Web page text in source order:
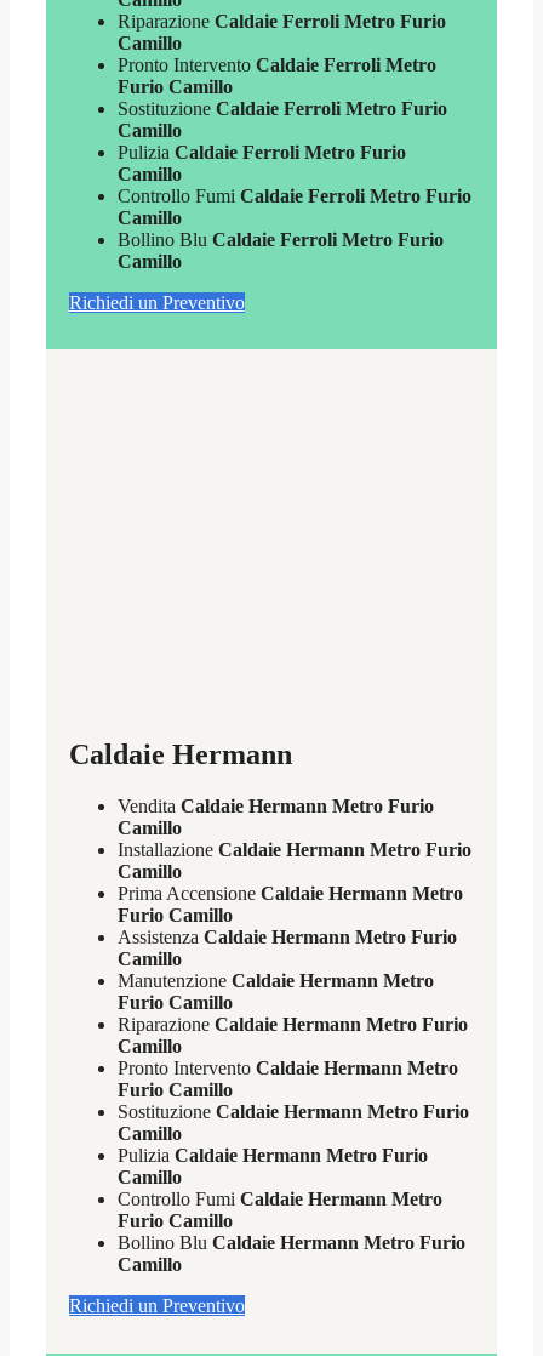
Riparazione Caldaie Ferroli Metro Furio
Camillo
Pronto Intervento Caldaie Ferroli Metro
Furio Camillo
Sostituzione Caldaie Ferroli Metro Furio
Camillo
Pulizia Caldaie Ferroli Metro Furio
Camillo
Controllo Fumi Caldaie Ferroli Metro Furio
Camillo
Bollino Blu Caldaie Ferroli Metro Furio
Camillo
Richiedi un Preventivo
Caldaie Hermann
Vendita Caldaie Hermann Metro Furio
Camillo
Installazione Caldaie Hermann Metro Furio
Camillo
Prima Accensione Caldaie Hermann Metro
Furio Camillo
Assistenza Caldaie Hermann Metro Furio
Camillo
Manutenzione Caldaie Hermann Metro
Furio Camillo
Riparazione Caldaie Hermann Metro Furio
Camillo
Pronto Intervento Caldaie Hermann Metro
Furio Camillo
Sostituzione Caldaie Hermann Metro Furio
Camillo
Pulizia Caldaie Hermann Metro Furio
Camillo
Controllo Fumi Caldaie Hermann Metro
Furio Camillo
Bollino Blu Caldaie Hermann Metro Furio
Camillo
Richiedi un Preventivo